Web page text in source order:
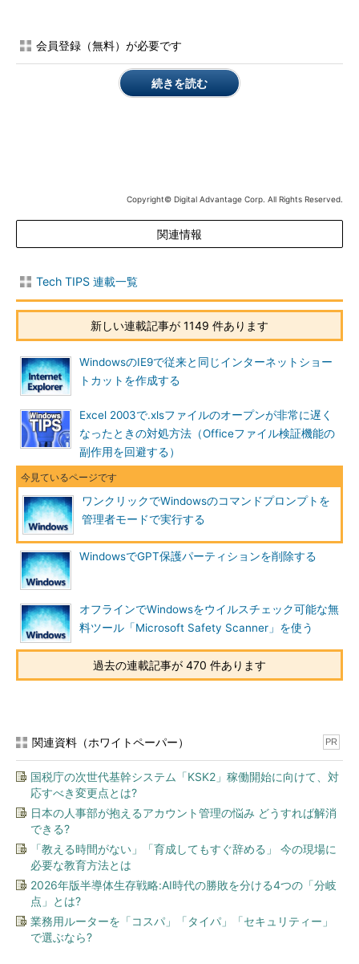
合、［タスク バーに表示する］や［スタート メニューに表示す
る］で常時表示させたコマンドプロンプトのアイコンをクリック
しても通常モードで起動してしまい、管理者モードにはならな
行］を選択すれば管理者モードで実行できる。またタスクバーに
常時表示させている場合は、［コマンドプロンプト］アイコンの
右クリックメニューの［コマンド プロンプト］アイコンをさら
理者として実行］を選択する必要がある。いずれも手順が多く、
スタートメニューに常時表示させたコマンドプロ
ンプトの右クリックメニュー
管理者モードで実行させるには、右クリックメニ
ューから［管理者として実行］を選択する。
（1）スタートメニューに常時表示させたコマン
（2）［管理者として実行］を選択すると、コ
マンドプロンプトが管理者モードで実行される。
ロンプトの右クリックメニュー
管理者モードで実行させるには、右クリ
ックメニューを開き、そこの［コマンド
プロンプト］でさらに右クリックメニュ
ーを開き、［管理者として実行］を選択
する。
（1）タスクバーに常時表示させたコ
マンドプロンプト。
（2） 右クリックメニューを開き、こ
右クリックメニューを開く。
（3）［管理者として実行］を選択す
会員登録（無料）が必要です
続きを読む
Copyright© Digital Advantage Corp. All Rights Reserved.
関連情報
Tech TIPS 連載一覧
新しい連載記事が 1149 件あります
WindowsのIE9で従来と同じインターネットショー
トカットを作成する
Excel 2003で.xlsファイルのオープンが非常に遅く
なったときの対処方法（Officeファイル検証機能の
副作用を回避する）
ワンクリックでWindowsのコマンドプロンプトを
管理者モードで実行する
WindowsでGPT保護パーティションを削除する
オフラインでWindowsをウイルスチェック可能な無
料ツール「Microsoft Safety Scanner」を使う
過去の連載記事が 470 件あります
関連資料（ホワイトペーパー） PR
国税庁の次世代基幹システム「KSK2」稼働開始に向けて、対
応すべき変更点とは?
日本の人事部が抱えるアカウント管理の悩み どうすれば解消
できる?
「教える時間がない」「育成してもすぐ辞める」 今の現場に
必要な教育方法とは
2026年版半導体生存戦略:AI時代の勝敗を分ける4つの「分岐
点」とは?
業務用ルーターを「コスパ」「タイパ」「セキュリティー」
で選ぶなら?